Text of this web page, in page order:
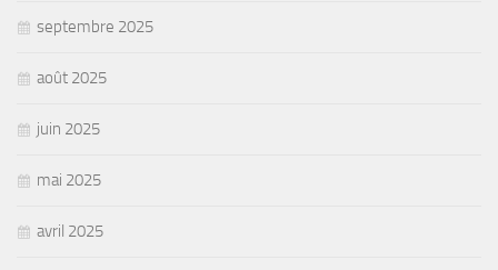
septembre 2025
août 2025
juin 2025
mai 2025
avril 2025